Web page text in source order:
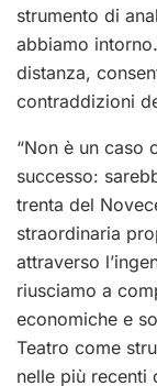
strumento di
abbiamo
distanza,
contraddizioni
“Non è un caso
successo:
trenta del
straordinaria
attraverso
riusciamo a
economiche e
Teatro come
nelle più recenti